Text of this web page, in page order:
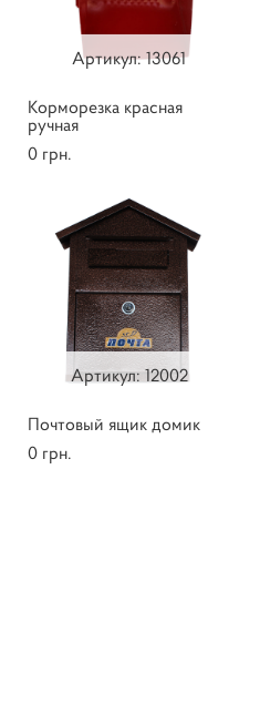
Артикул: ​13061
Корморезка красная
ручная
0 грн.
Артикул: ​12002
Почтовый ящик домик
0 грн.